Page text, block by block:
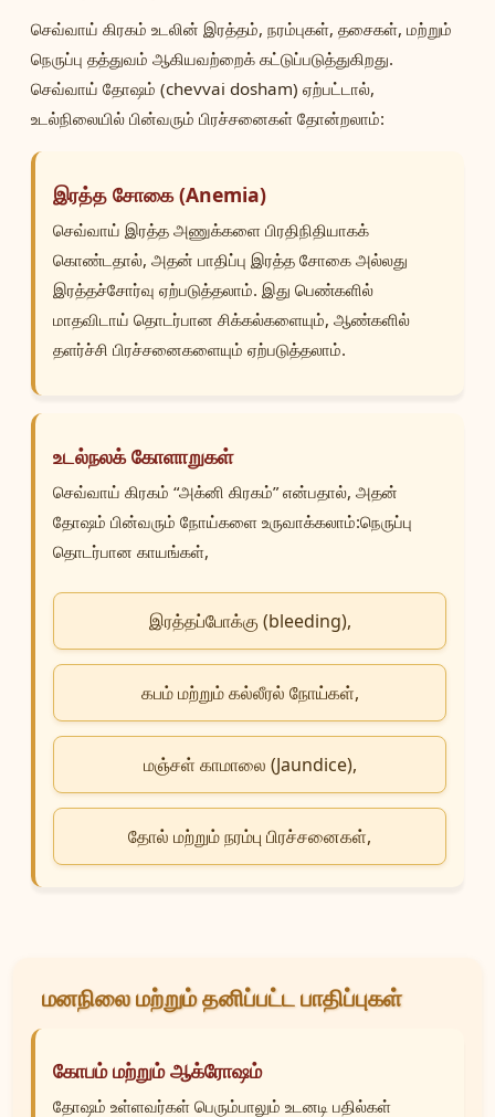
செவ்வாய் கிரகம் உடலின் இரத்தம், நரம்புகள், தசைகள், மற்றும்
நெருப்பு தத்துவம் ஆகியவற்றைக் கட்டுப்படுத்துகிறது.
செவ்வாய் தோஷம் (chevvai dosham) ஏற்பட்டால்,
உடல்நிலையில் பின்வரும் பிரச்சனைகள் தோன்றலாம்:
இரத்த சோகை (Anemia)
செவ்வாய் இரத்த அணுக்களை பிரதிநிதியாகக்
கொண்டதால், அதன் பாதிப்பு இரத்த சோகை அல்லது
இரத்தச்சோர்வு ஏற்படுத்தலாம். இது பெண்களில்
மாதவிடாய் தொடர்பான சிக்கல்களையும், ஆண்களில்
தளர்ச்சி பிரச்சனைகளையும் ஏற்படுத்தலாம்.
உடல்நலக் கோளாறுகள்
செவ்வாய் கிரகம் “அக்னி கிரகம்” என்பதால், அதன்
தோஷம் பின்வரும் நோய்களை உருவாக்கலாம்:நெருப்பு
தொடர்பான காயங்கள்,
இரத்தப்போக்கு (bleeding),
கபம் மற்றும் கல்லீரல் நோய்கள்,
மஞ்சள் காமாலை (Jaundice),
தோல் மற்றும் நரம்பு பிரச்சனைகள்,
மனநிலை மற்றும் தனிப்பட்ட பாதிப்புகள்
கோபம் மற்றும் ஆக்ரோஷம்
தோஷம் உள்ளவர்கள் பெரும்பாலும் உடனடி பதில்கள்